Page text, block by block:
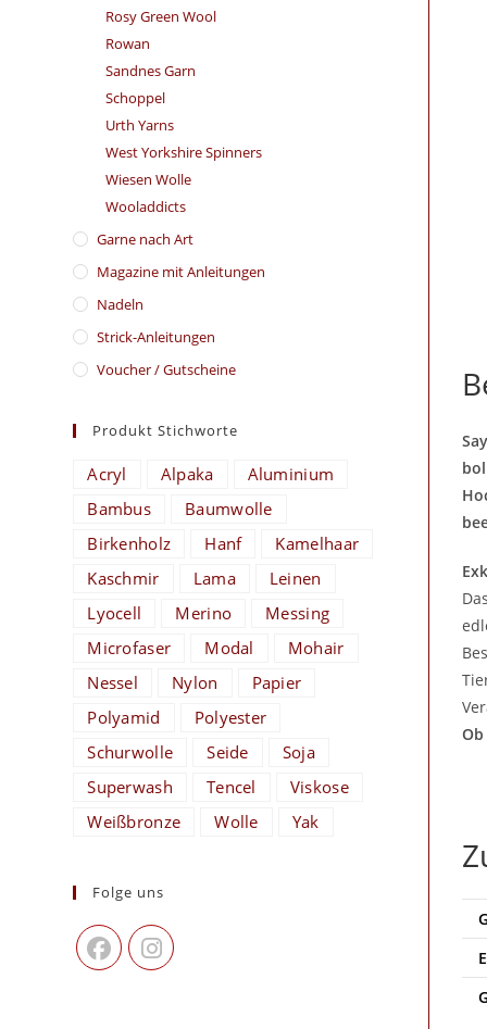
Rosy Green Wool
Rowan
Sandnes Garn
Schoppel
Urth Yarns
West Yorkshire Spinners
Wiesen Wolle
Wooladdicts
Garne nach Art
Magazine mit Anleitungen
Nadeln
Strick-Anleitungen
Voucher / Gutscheine
Produkt Stichworte
Acryl Alpaka
Aluminium
Bambus
Baumwolle
Birkenholz
Hanf
Kamelhaar
Kaschmir
Lama
Leinen
Lyocell
Merino
Messing
Microfaser
Modal
Mohair
Nessel
Nylon
Papier
Polyamid
Polyester
Schurwolle
Seide
Soja
Superwash
Tencel
Viskose
Weißbronze
Wolle Yak
Folge uns